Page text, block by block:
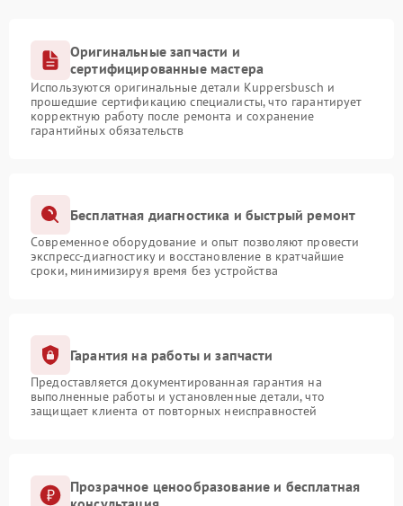
Оригинальные запчасти и
сертифицированные мастера
Используются оригинальные детали Kuppersbusch и
прошедшие сертификацию специалисты, что гарантирует
корректную работу после ремонта и сохранение
гарантийных обязательств
Бесплатная диагностика и быстрый ремонт
Современное оборудование и опыт позволяют провести
экспресс-диагностику и восстановление в кратчайшие
сроки, минимизируя время без устройства
Гарантия на работы и запчасти
Предоставляется документированная гарантия на
выполненные работы и установленные детали, что
защищает клиента от повторных неисправностей
Прозрачное ценообразование и бесплатная